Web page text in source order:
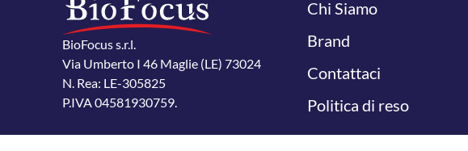
BioFocus s.r.l.
Via Umberto I 46 Maglie (LE) 73024
N. Rea: LE-305825
P.IVA 04581930759.
Chi Siamo
Brand
Contattaci
Politica di reso